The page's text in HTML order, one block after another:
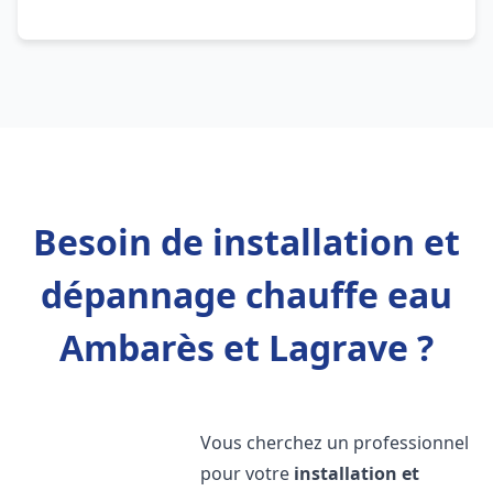
Besoin de installation et
dépannage chauffe eau
Ambarès et Lagrave ?
Vous cherchez un professionnel
pour votre installation et